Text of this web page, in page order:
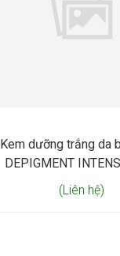
Kem dưỡng trắng da
DEPIGMENT
(Liên hệ)